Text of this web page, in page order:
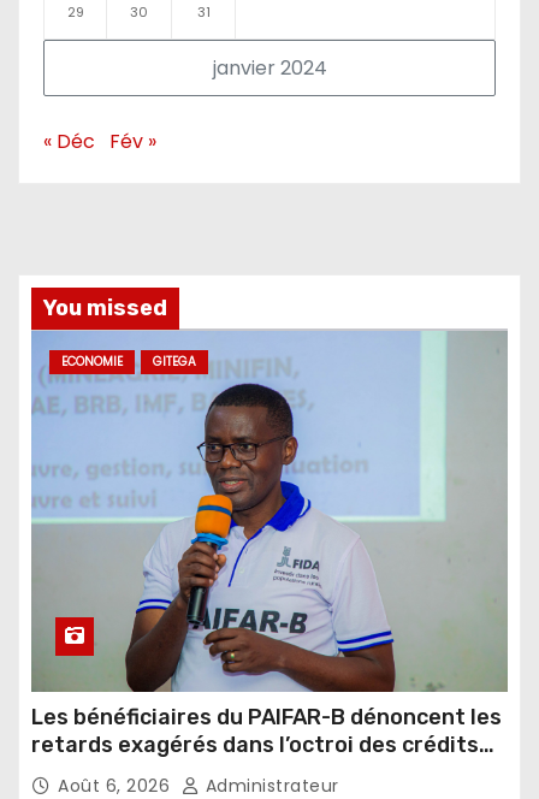
janvier 2024
29 30 31
« Déc Fév »
You missed
ECONOMIE GITEGA
Les bénéficiaires du PAIFAR-B dénoncent les
retards exagérés dans l’octroi des crédits
agricoles
Août 6, 2026 Administrateur